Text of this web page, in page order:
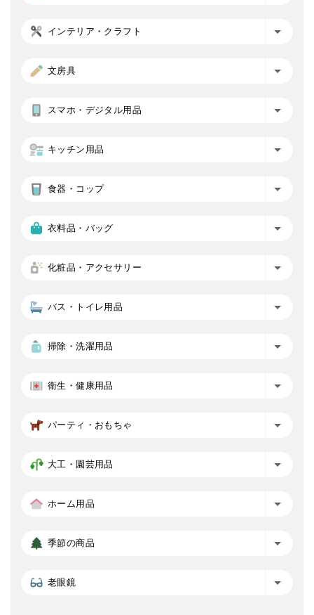
インテリア・クラフト
文房具
スマホ・デジタル用品
キッチン用品
食器・コップ
衣料品・バッグ
化粧品・アクセサリー
バス・トイレ用品
掃除・洗濯用品
衛生・健康用品
パーティ・おもちゃ
大工・園芸用品
ホーム用品
季節の商品
老眼鏡